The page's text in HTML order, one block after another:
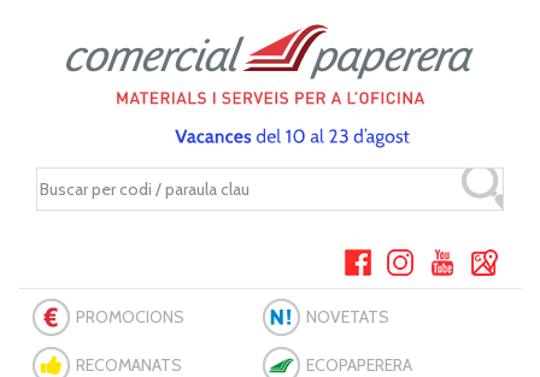
PROMOCIONS NOVETATS
RECOMANATS ECOPAPERERA